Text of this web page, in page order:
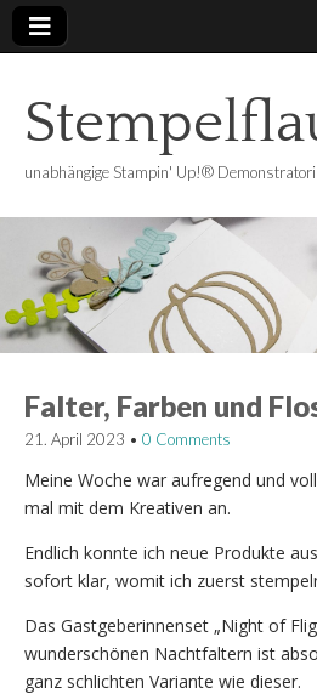
unabhängige Stampin' Up!®
Falter, Farben und
21. April 2023 • 0 Comments
Meine Woche war aufregend und
mal mit dem Kreativen an.
Endlich konnte ich neue Produkte
sofort klar, womit ich zuerst
Das Gastgeberinnenset „Night of
wunderschönen Nachtfaltern ist
ganz schlichten Variante wie dieser.